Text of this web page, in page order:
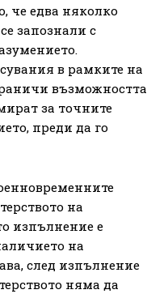
че едва няколко
запознали с
в рамките на
възможността
за точните
преди да го
на
изпълнение е
на
след изпълнение
няма да